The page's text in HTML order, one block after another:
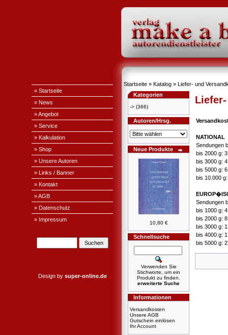
» Startseite
» News
» Angebot
» Service
» Kalkulation
» Shop
» Unsere Autoren
» Links / Banner
» Kontakt
» AGB
» Datenschutz
» Impressum
Design by super-online.de
Startseite » Katalog » Liefer- und
Kategorien
-> (366)
Autoren/Hrsg.
Neue Produkte
10,80 €
Schnellsuche
Verwenden Sie
Stichworte, um ein
Produkt zu finden.
erweiterte Suche
Informationen
Versandkosten
Unsere AGB
Gutschein einlösen
Ihr Account
NATIONAL
Sendungen
bis 2000 g:
bis 3000 g:
bis 5000 g:
bis 10.000
Sendungen
bis 1000 g:
bis 2000 g:
bis 3000 g:
bis 4000 g:
bis 5000 g: